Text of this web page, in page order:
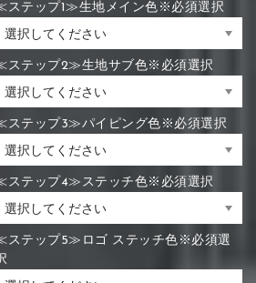
ステップ1≫生地メイン色※必須選択
ステップ2≫生地サブ色※必須選択
ステップ3≫パイピング色※必須選択
ステップ4≫ステッチ色※必須選択
ステップ5≫ロゴ ステッチ色※必須選